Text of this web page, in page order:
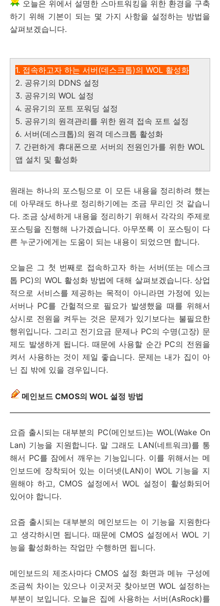
오늘은 위에서 설명한 스마트워킹을 위한 환경을 구축
하기 위해 기본이 되는 몇 가지 사항을 설정하는 방법을
살펴보겠습니다.
1. 접속하고자 하는 서버(데스크톱)의 WOL 활성화
2. 공유기의 DDNS 설정
3. 공유기의 WOL 설정
4. 공유기의 포트 포워딩 설정
5. 공유기의 원격관리를 위한 원격 접속 포트 설정
6. 서버(데스크톱)의 원격 데스크톱 활성화
7. 간편하게 휴대폰으로 서버의 전원인가를 위한 WOL
앱 설치 및 활성화
원래는 하나의 포스팅으로 이 모든 내용을 정리하려 했는
데 아무래도 하나로 정리하기에는 조금 무리인 것 같습니
다. 조금 상세하게 내용을 정리하기 위해서 각각의 주제로
포스팅을 진행해 나가겠습니다. 아무쪼록 이 포스팅이 다
른 누군가에게는 도움이 되는 내용이 되었으면 합니다.
오늘은 그 첫 번째로 접속하고자 하는 서버(또는 데스크
톱 PC)의 WOL 활성화 방법에 대해 살펴보겠습니다. 상업
적으로 서비스를 제공하는 목적이 아니라면 가정에 있는
서버나 PC를 간헐적으로 필요가 발생했을 때를 위해서
상시로 전원을 켜두는 것은 문제가 있기보다는 불필요한
행위입니다. 그리고 전기요금 문제나 PC의 수명(고장) 문
제도 발생하게 됩니다. 때문에 사용할 순간 PC의 전원을
켜서 사용하는 것이 제일 좋습니다. 문제는 내가 집이 아
닌 집 밖에 있을 경우입니다.
메인보드 CMOS의 WOL 설정 방법
요즘 출시되는 대부분의 PC(메인보드)는 WOL(Wake On
Lan) 기능을 지원합니다. 말 그래도 LAN(네트워크)를 통
해서 PC를 잠에서 깨우는 기능입니다. 이를 위해서는 메
인보드에 장착되어 있는 이더넷(LAN)이 WOL 기능을 지
원해야 하고, CMOS 설정에서 WOL 설정이 활성화되어
있어야 합니다.
요즘 출시되는 대부분의 메인보드는 이 기능을 지원한다
고 생각하시면 됩니다. 때문에 CMOS 설정에서 WOL 기
능을 활성화하는 작업만 수행하면 됩니다.
메인보드의 제조사마다 CMOS 설정 화면과 메뉴 구성에
조금씩 차이는 있으나 이곳저곳 찾아보면 WOL 설정하는
부분이 보입니다. 오늘은 집에 사용하는 서버(AsRock)를